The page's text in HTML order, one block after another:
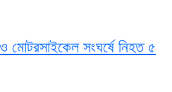
মোটরসাইকেল সংঘর্ষে নিহত ৫